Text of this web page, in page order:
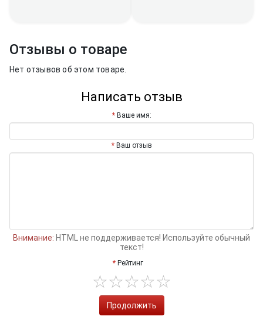
Отзывы о товаре
Нет отзывов об этом товаре.
Написать отзыв
Ваше имя:
Ваш отзыв
Внимание: HTML не поддерживается! Используйте обычный
текст!
Рейтинг
Продолжить